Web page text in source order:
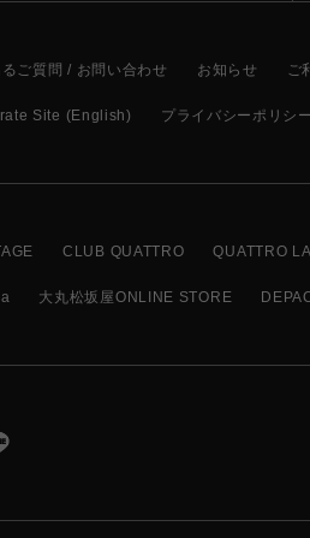
ご質問 / お問い合わせ お知らせ ご
Site (English) プライバシーポリシー
CLUB QUATTRO QUATTRO
大丸松坂屋ONLINE STORE